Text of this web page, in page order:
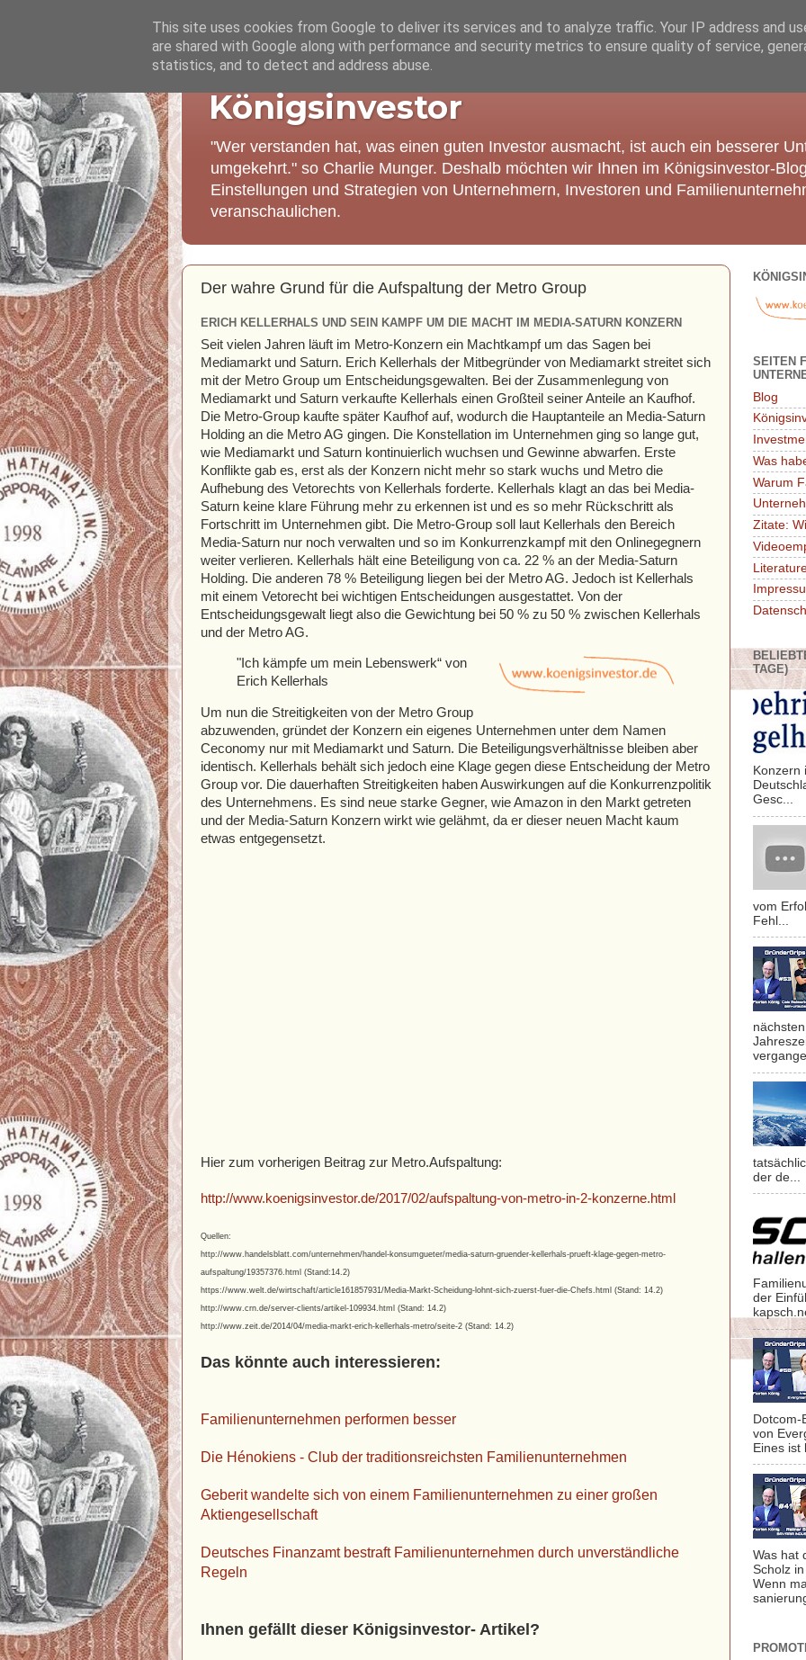
Königsinvestor
"Wer verstanden hat, was einen guten Investor ausmacht, ist auch ein besserer
umgekehrt." so Charlie Munger. Deshalb möchten wir Ihnen im Königsinvestor-
Einstellungen und Strategien von Unternehmern, Investoren und
veranschaulichen.
Der wahre Grund für die Aufspaltung der Metro Group
ERICH KELLERHALS UND SEIN KAMPF UM DIE MACHT IM MEDIA-SATURN KONZERN
Seit vielen Jahren läuft im Metro-Konzern ein Machtkampf um das Sagen bei
Mediamarkt und Saturn. Erich Kellerhals der Mitbegründer von Mediamarkt streitet sich
mit der Metro Group um Entscheidungsgewalten. Bei der Zusammenlegung von
Mediamarkt und Saturn verkaufte Kellerhals einen Großteil seiner Anteile an Kaufhof.
Die Metro-Group kaufte später Kaufhof auf, wodurch die Hauptanteile an Media-Saturn
Holding an die Metro AG gingen. Die Konstellation im Unternehmen ging so lange gut,
wie Mediamarkt und Saturn kontinuierlich wuchsen und Gewinne abwarfen. Erste
Konflikte gab es, erst als der Konzern nicht mehr so stark wuchs und Metro die
Aufhebung des Vetorechts von Kellerhals forderte. Kellerhals klagt an das bei Media-
Saturn keine klare Führung mehr zu erkennen ist und es so mehr Rückschritt als
Fortschritt im Unternehmen gibt. Die Metro-Group soll laut Kellerhals den Bereich
Media-Saturn nur noch verwalten und so im Konkurrenzkampf mit den Onlinegegnern
weiter verlieren. Kellerhals hält eine Beteiligung von ca. 22 % an der Media-Saturn
Holding. Die anderen 78 % Beteiligung liegen bei der Metro AG. Jedoch ist Kellerhals
mit einem Vetorecht bei wichtigen Entscheidungen ausgestattet. Von der
Entscheidungsgewalt liegt also die Gewichtung bei 50 % zu 50 % zwischen Kellerhals
und der Metro AG.
"Ich kämpfe um mein Lebenswerk“ von
Erich Kellerhals
Um nun die Streitigkeiten von der Metro Group
abzuwenden, gründet der Konzern ein eigenes Unternehmen unter dem Namen
Ceconomy nur mit Mediamarkt und Saturn. Die Beteiligungsverhältnisse bleiben aber
identisch. Kellerhals behält sich jedoch eine Klage gegen diese Entscheidung der Metro
Group vor. Die dauerhaften Streitigkeiten haben Auswirkungen auf die Konkurrenzpolitik
des Unternehmens. Es sind neue starke Gegner, wie Amazon in den Markt getreten
und der Media-Saturn Konzern wirkt wie gelähmt, da er dieser neuen Macht kaum
etwas entgegensetzt.
Hier zum vorherigen Beitrag zur Metro.Aufspaltung:
http://www.koenigsinvestor.de/2017/02/aufspaltung-von-metro-in-2-konzerne.html
Quellen:
http://www.handelsblatt.com/unternehmen/handel-konsumgueter/media-saturn-gruender-kellerhals-prueft-klage-gegen-metro-
aufspaltung/19357376.html (Stand:14.2)
https://www.welt.de/wirtschaft/article161857931/Media-Markt-Scheidung-lohnt-sich-zuerst-fuer-die-Chefs.html (Stand: 14.2)
http://www.crn.de/server-clients/artikel-109934.html (Stand: 14.2)
http://www.zeit.de/2014/04/media-markt-erich-kellerhals-metro/seite-2 (Stand: 14.2)
Das könnte auch interessieren:
Familienunternehmen performen besser
Die Hénokiens - Club der traditionsreichsten Familienunternehmen
Geberit wandelte sich von einem Familienunternehmen zu einer großen
Aktiengesellschaft
Deutsches Finanzamt bestraft Familienunternehmen durch unverständliche
Regeln
Ihnen gefällt dieser Königsinvestor- Artikel?
SEITEN
Blog
Was
Warum
Zitate:
TAGE)
Konzern
Gesc...
vom
Fehl...
der de...
der
Dotcom-
von
Eines ist
Was hat
Scholz
Wenn
This site uses cookies from Google to deliver its services and to analyze traffic. Your IP address and
are shared with Google along with performance and security metrics to ensure quality of service,
statistics, and to detect and address abuse.